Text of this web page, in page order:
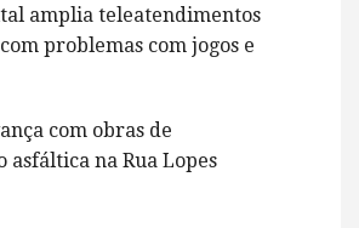
amplia teleatendimentos
problemas com jogos e
com obras de
asfáltica na Rua Lopes